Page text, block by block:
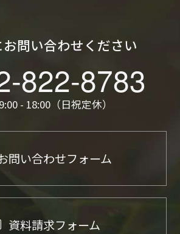
問い合わせください
822-8783
- 18:00（日祝定休）
問い合わせフォーム
資料請求フォーム